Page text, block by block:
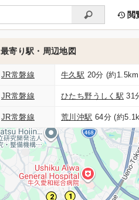
閲
最寄り駅・周辺地図
JR常磐線 牛久駅 20分 (約
JR常磐線 ひたち野うしく駅 31
JR常磐線 荒川沖駅 64分 (約
1
2